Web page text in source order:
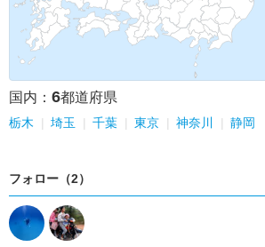
国内： 6都道府県
栃木 埼玉 千葉 東京 神奈川 静岡
フォロー（2）